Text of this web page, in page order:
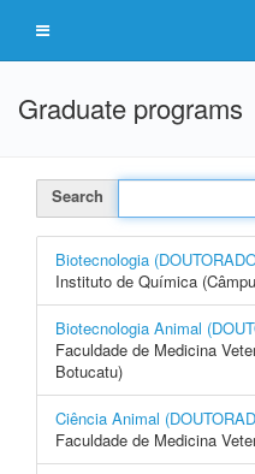
Graduate programs
Search
Biotecnologia
Instituto de Química
Biotecnologia Animal
Faculdade de Medicina
Botucatu)
Ciência Animal
Faculdade de Medicina